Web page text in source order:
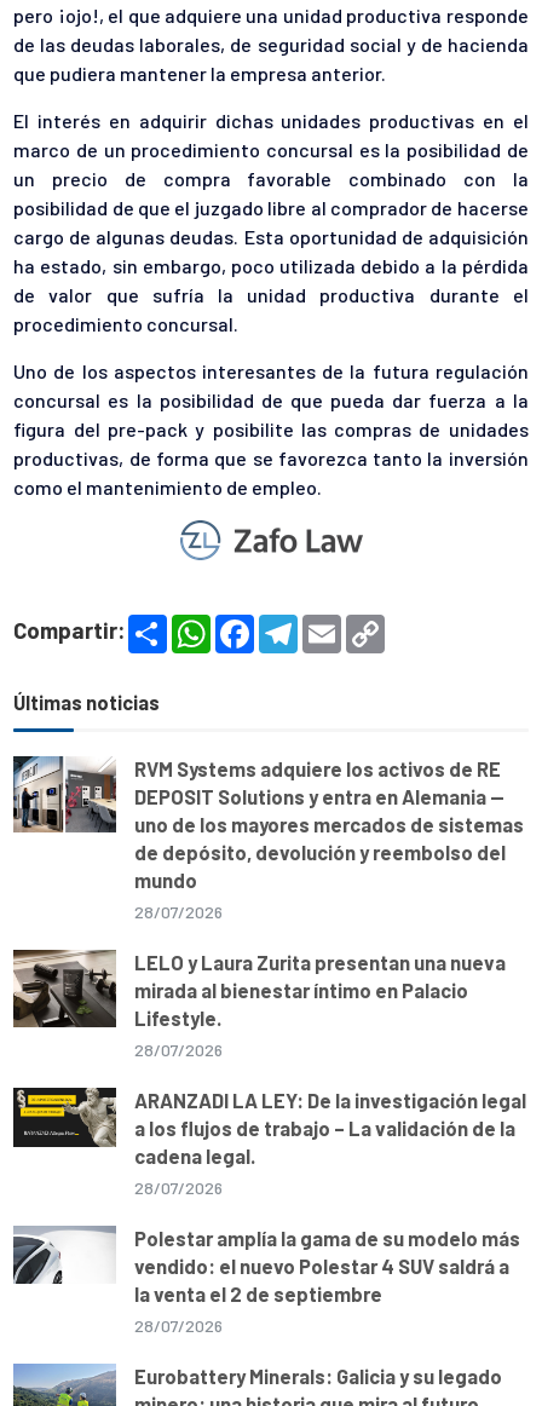
pero ¡ojo!, el que adquiere una unidad productiva responde
de las deudas laborales, de seguridad social y de hacienda
que pudiera mantener la empresa anterior.
El interés en adquirir dichas unidades productivas en el
marco de un procedimiento concursal es la posibilidad de
un precio de compra favorable combinado con la
posibilidad de que el juzgado libre al comprador de hacerse
cargo de algunas deudas. Esta oportunidad de adquisición
ha estado, sin embargo, poco utilizada debido a la pérdida
de valor que sufría la unidad productiva durante el
procedimiento concursal.
Uno de los aspectos interesantes de la futura regulación
concursal es la posibilidad de que pueda dar fuerza a la
figura del pre-pack y posibilite las compras de unidades
productivas, de forma que se favorezca tanto la inversión
como el mantenimiento de empleo.
Compartir:
S
h
W
h
p
F
T
e
m
E
m
Últimas noticias
RVM Systems adquiere los activos de RE
DEPOSIT Solutions y entra en Alemania —
uno de los mayores mercados de sistemas
de depósito, devolución y reembolso del
mundo
28/07/2026
LELO y Laura Zurita presentan una nueva
mirada al bienestar íntimo en Palacio
Lifestyle.
28/07/2026
ARANZADI LA LEY: De la investigación legal
a los flujos de trabajo – La validación de la
cadena legal.
28/07/2026
Polestar amplía la gama de su modelo más
vendido: el nuevo Polestar 4 SUV saldrá a
la venta el 2 de septiembre
28/07/2026
Eurobattery Minerals: Galicia y su legado